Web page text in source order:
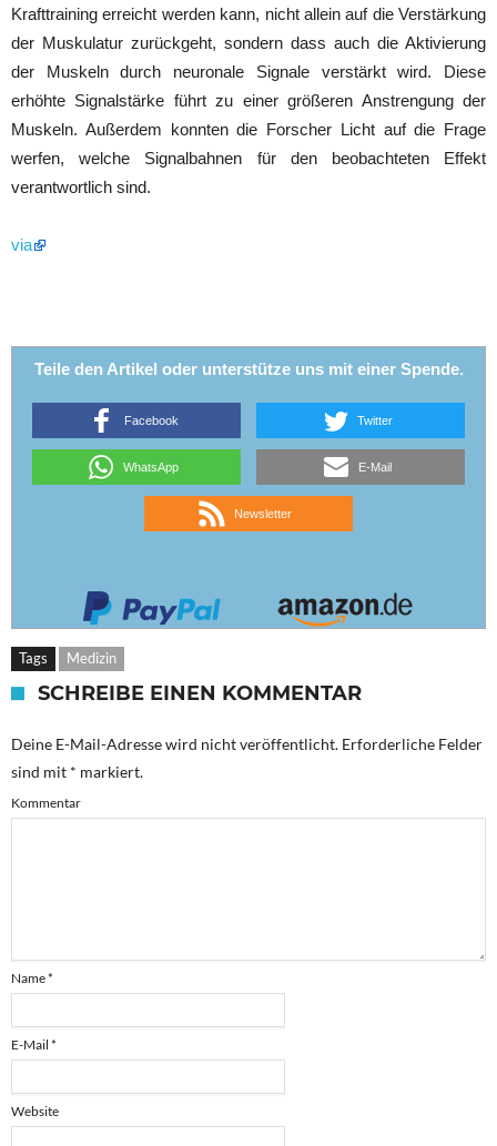
Krafttraining erreicht werden kann, nicht allein auf die Verstärkung
der Muskulatur zurückgeht, sondern dass auch die Aktivierung
der Muskeln durch neuronale Signale verstärkt wird. Diese
erhöhte Signalstärke führt zu einer größeren Anstrengung der
Muskeln. Außerdem konnten die Forscher Licht auf die Frage
werfen, welche Signalbahnen für den beobachteten Effekt
verantwortlich sind.
via
Teile den Artikel oder unterstütze uns mit einer Spende.
Facebook Twitter
WhatsApp E-Mail
Newsletter
Tags Medizin
SCHREIBE EINEN KOMMENTAR
Deine E-Mail-Adresse wird nicht veröffentlicht. Erforderliche Felder
sind mit * markiert.
Kommentar
Name*
E-Mail *
Website